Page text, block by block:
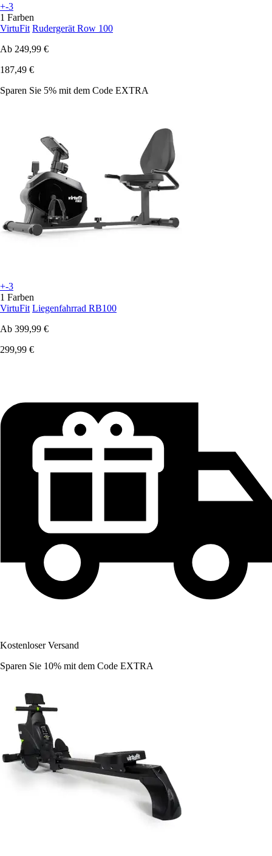
+-3
1 Farben
VirtuFit Rudergerät Row 100
Ab 249,99 €
187,49 €
Sparen Sie 5% mit dem Code EXTRA
+-3
1 Farben
VirtuFit Liegenfahrrad RB100
Ab 399,99 €
299,99 €
Kostenloser Versand
Sparen Sie 10% mit dem Code EXTRA